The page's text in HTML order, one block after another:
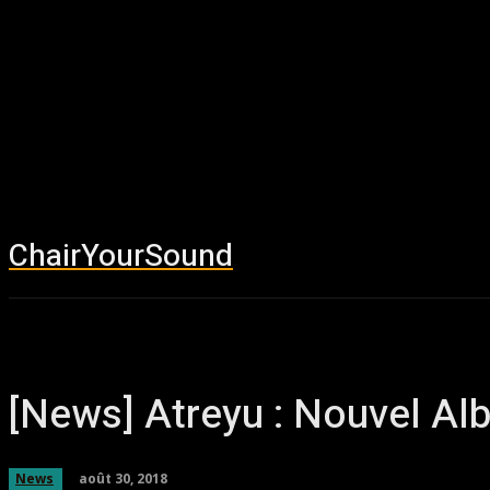
ChairYourSound
[News] Atreyu : Nouvel
News août 30, 2018